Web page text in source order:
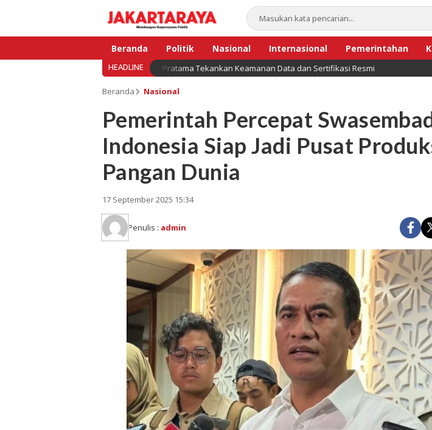
Beranda Politik Nasional Internasional Pemerintahan
Bisnis
HEADLINE
Kian Berkembang, Denka Pratama Tekankan Keamanan Data dan Sertifikasi Resmi
Beranda Nasional
Pemerintah Percepat
Indonesia Siap Jadi Pusat
Pangan Dunia
17 September 2025 15:34
Penulis : admin